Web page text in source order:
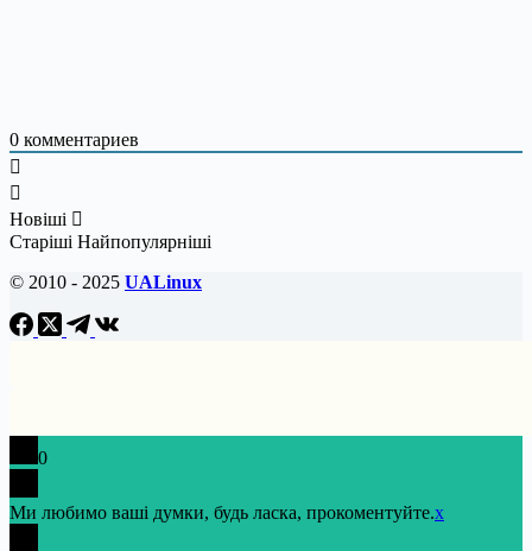
0 комментариев
Новіші
Старіші Найпопулярніші
© 2010 - 2025 UALinux
0
Ми любимо ваші думки, будь ласка, прокоментуйте.x